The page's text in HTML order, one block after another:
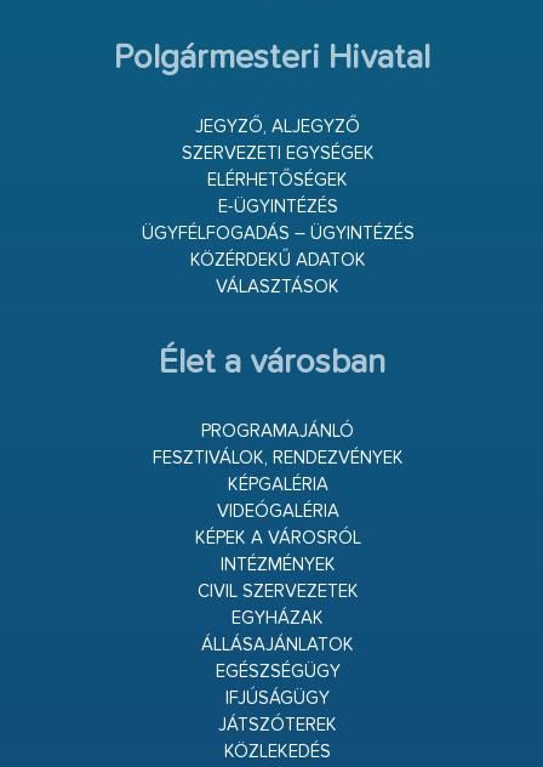
Polgármesteri Hivatal
JEGYZŐ, ALJEGYZŐ
SZERVEZETI EGYSÉGEK
ELÉRHETŐSÉGEK
E-ÜGYINTÉZÉS
ÜGYFÉLFOGADÁS – ÜGYINTÉZÉS
KÖZÉRDEKŰ ADATOK
VÁLASZTÁSOK
Élet a városban
PROGRAMAJÁNLÓ
FESZTIVÁLOK, RENDEZVÉNYEK
KÉPGALÉRIA
VIDEÓGALÉRIA
KÉPEK A VÁROSRÓL
INTÉZMÉNYEK
CIVIL SZERVEZETEK
EGYHÁZAK
ÁLLÁSAJÁNLATOK
EGÉSZSÉGÜGY
IFJÚSÁGÜGY
JÁTSZÓTEREK
KÖZLEKEDÉS